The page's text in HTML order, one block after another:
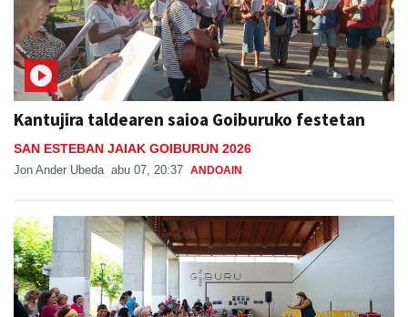
Kantujira taldearen saioa Goiburuko festetan
SAN ESTEBAN JAIAK GOIBURUN 2026
Jon Ander Ubeda abu 07, 20:37 ANDOAIN